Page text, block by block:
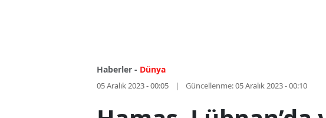
Haberler - Dünya
05 Aralık 2023 - 00:05 Güncellenme:05 Aralık 2023 - 00:10